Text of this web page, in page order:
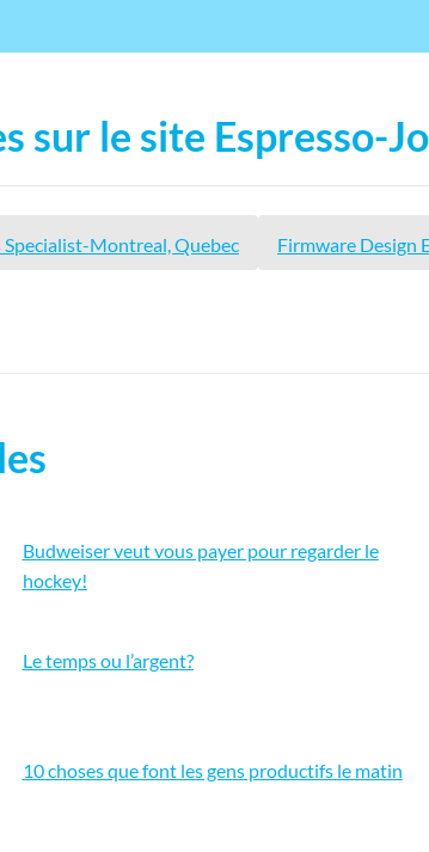
sur le site Espresso-
Montreal, Quebec Firmware Design
Budweiser veut vous payer pour regarder le
hockey!
Le temps ou l’argent?
10 choses que font les gens productifs le matin